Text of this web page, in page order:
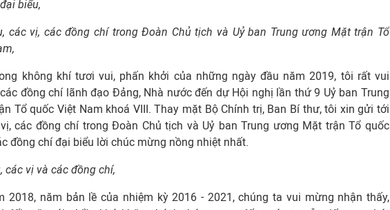
biểu,
các vị, các đồng chí trong Đoàn Chủ tịch và Uỷ ban Trung ương Mặt trận Tổ
không khí tươi vui, phấn khởi của những ngày đầu năm 2019, tôi rất vui
đồng chí lãnh đạo Đảng, Nhà nước đến dự Hội nghị lần thứ 9 Uỷ ban Trung
Tổ quốc Việt Nam khoá VIII. Thay mặt Bộ Chính trị, Ban Bí thư, tôi xin gửi tới
các đồng chí trong Đoàn Chủ tịch và Uỷ ban Trung ương Mặt trận Tổ quốc
đồng chí đại biểu lời chúc mừng nồng nhiệt nhất.
các vị và các đồng chí,
2018, năm bản lề của nhiệm kỳ 2016 - 2021, chúng ta vui mừng nhận thấy,